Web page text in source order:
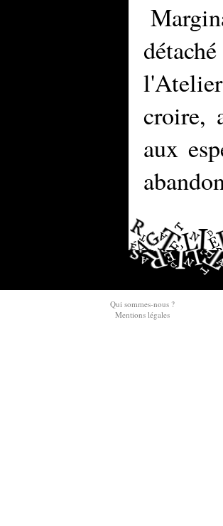
croire,
aux
Qui sommes-nous ?
Mentions légales